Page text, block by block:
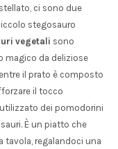
ci sono due
stegosauro
vegetali sono
magico da deliziose
il prato è composto
il tocco
dei pomodorini
È un piatto che
regalandoci una